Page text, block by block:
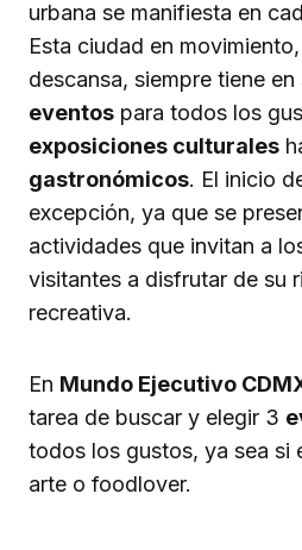
urbana se manifiesta en
Esta ciudad en
descansa, siempre tiene en
eventos para todos los
exposiciones culturales
gastronómicos. El inicio
excepción, ya que se
actividades que invitan a
visitantes a disfrutar de su
recreativa.
En Mundo Ejecutivo
tarea de buscar y elegir 3
todos los gustos, ya sea si
arte o foodlover.